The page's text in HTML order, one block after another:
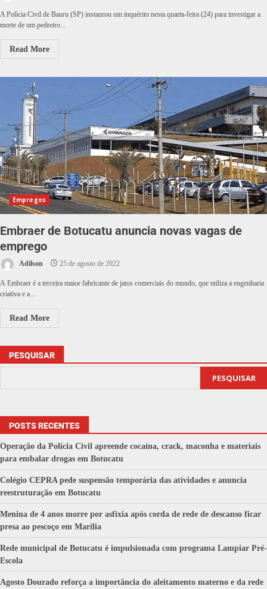
A Polícia Civil de Bauru (SP) instaurou um inquérito nesta quarta-feira (24) para investigar a
morte de um pedreiro...
Read More
Empregos
Embraer de Botucatu anuncia novas vagas de
emprego
Adilson 25 de agosto de 2022
A Embraer é a terceira maior fabricante de jatos comerciais do mundo, que utiliza a engenharia
criativa e a...
Read More
PESQUISAR
PESQUISAR
POSTS RECENTES
Operação da Polícia Civil apreende cocaína, crack, maconha e materiais
para embalar drogas em Botucatu
Colégio CEPRA pede suspensão temporária das atividades e anuncia
reestruturação em Botucatu
Menina de 4 anos morre por asfixia após corda de rede de descanso ficar
presa ao pescoço em Marília
Rede municipal de Botucatu é impulsionada com programa Lampiar Pré-
Escola
Agosto Dourado reforça a importância do aleitamento materno e da rede